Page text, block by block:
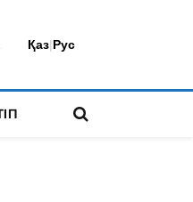
Қаз|Рус